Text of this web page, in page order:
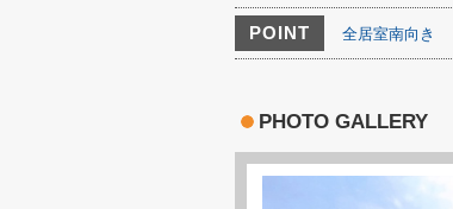
POINT 全居室南向き
PHOTO GALLERY